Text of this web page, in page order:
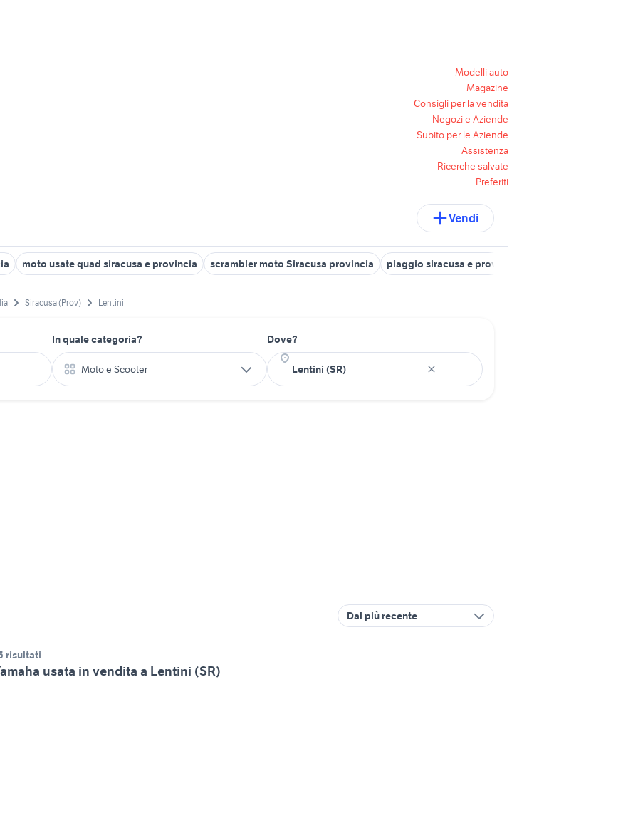
Modelli auto
Magazine
Consigli per la vendita
Negozi e Aziende
Subito per le Aziende
Assistenza
Ricerche salvate
Preferiti
Vendi
moto usate quad siracusa e provincia scrambler moto Siracusa provincia piaggio siracusa e provincia
Siracusa (Prov) Lentini
In quale categoria?
Moto e Scooter
Dove?
Dal più recente
risultati
usata in vendita a Lentini (SR)